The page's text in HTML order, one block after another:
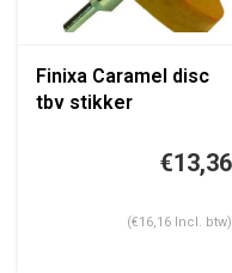
Finixa Caramel disc
tbv stikker
€13,36
(€16,16 Incl. btw)